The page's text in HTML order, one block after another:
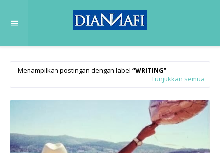
Menampilkan postingan dengan label WRITING
Tunjukkan semua